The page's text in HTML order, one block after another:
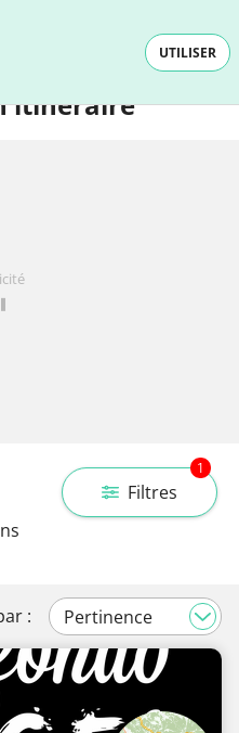
UTILISER
itinéraire
Filtres
1
: